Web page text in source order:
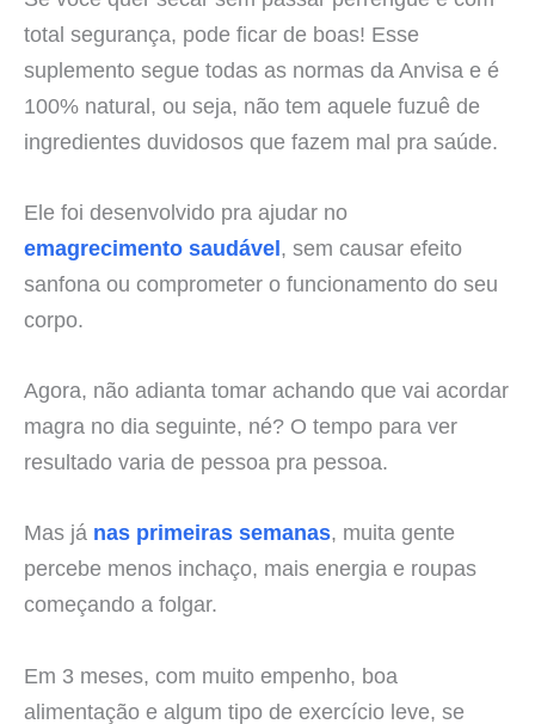
total segurança, pode ficar de boas! Esse
suplemento segue todas as normas da Anvisa e é
100% natural, ou seja, não tem aquele fuzuê de
ingredientes duvidosos que fazem mal pra saúde.
Ele foi desenvolvido pra ajudar no
emagrecimento saudável, sem causar efeito
sanfona ou comprometer o funcionamento do seu
corpo.
Agora, não adianta tomar achando que vai acordar
magra no dia seguinte, né? O tempo para ver
resultado varia de pessoa pra pessoa.
Mas já nas primeiras semanas, muita gente
percebe menos inchaço, mais energia e roupas
começando a folgar.
Em 3 meses, com muito empenho, boa
alimentação e algum tipo de exercício leve, se